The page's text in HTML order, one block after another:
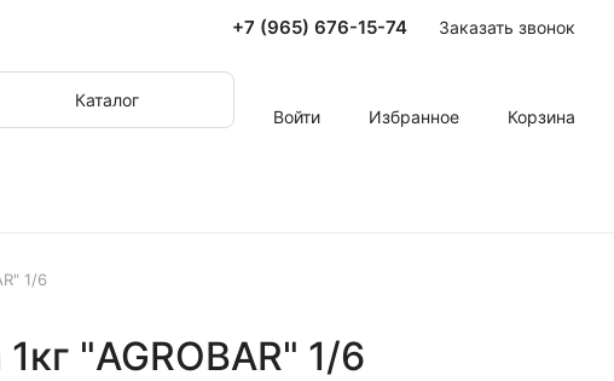
+7 (965) 676-15-74 Заказать звонок
Каталог
Войти
Избранное Корзина
1/6
"AGROBAR" 1/6